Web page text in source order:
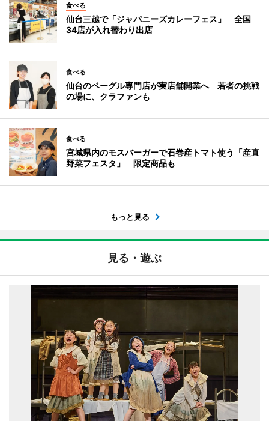
食べる
仙台三越で「ジャパニーズカレーフェス」 全国
34店が入れ替わり出店
食べる
仙台のベーグル専門店が実店舗開業へ 若者の挑戦
の場に、クラファンも
食べる
宮城県内のモスバーガーで石巻産トマト使う「産直
野菜フェスタ」 限定商品も
もっと見る
見る・遊ぶ